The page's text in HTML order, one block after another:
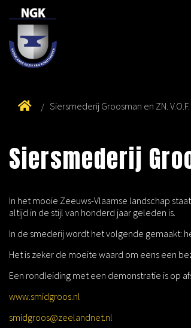
Siersmederij Groosman en ZN. V.O.F.
Siersmederij
In het mooie Zeeuws-Vlaamse landschap
altijd in de stijl van honderd jaar geleden is.
In de smederij wordt het volgende gemaakt:
Het is zeker de moeite waard om eens een
Een rondleiding met een demonstratie is op
www.smidgroos.nl
smidgroos@zeelandnet.nl